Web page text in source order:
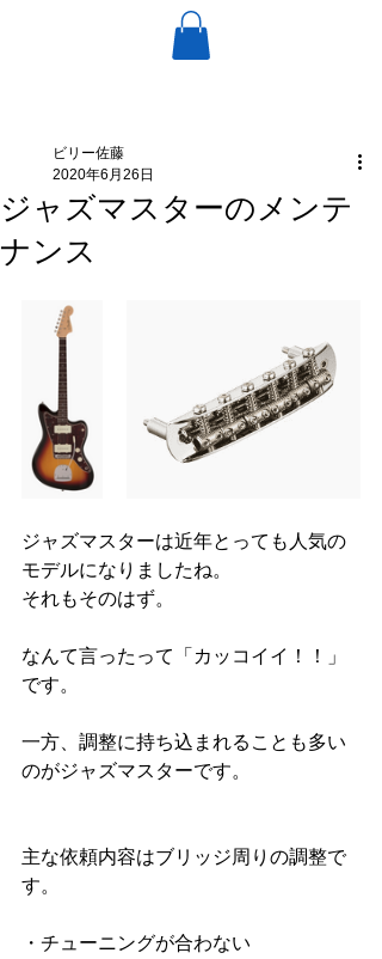
ジャズマスターのメンテ
ナンス
ビリー佐藤
2020年6月26日
ジャズマスターは近年とっても人気の
モデルになりましたね。
それもそのはず。
なんて言ったって「カッコイイ！！」
です。
一方、調整に持ち込まれることも多い
のがジャズマスターです。
主な依頼内容はブリッジ周りの調整で
す。
・チューニングが合わない